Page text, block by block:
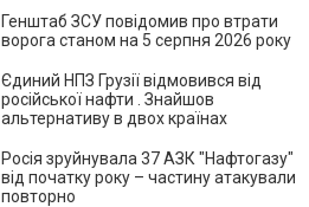
Генштаб ЗСУ повідомив про втрати
ворога станом на 5 серпня 2026 року
Єдиний НПЗ Грузії відмовився від
російської нафти . Знайшов
альтернативу в двох країнах
Росія зруйнувала 37 АЗК "Нафтогазу"
від початку року – частину атакували
повторно